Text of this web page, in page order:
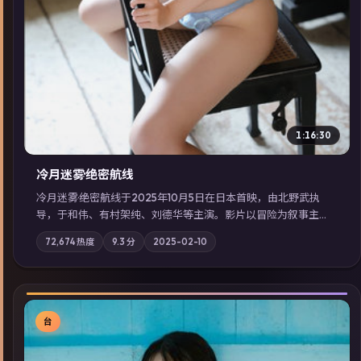
1:16:30
冷月迷雾·绝密航线
冷月迷雾·绝密航线于2025年10月5日在日本首映，由北野武执
导，于和伟、有村架纯、刘德华等主演。影片以冒险为叙事主
轴，记忆碎片重组后，主角发现自己从未活过“真实”的一天；摄
影与配乐强化地域气质；站内亦可通过「国产免费观看高清电视
剧在线看」延展检索同类型高分佳作，畅享高清在线追剧体验。
72,674热度 9.3 分 2025-02-10
台